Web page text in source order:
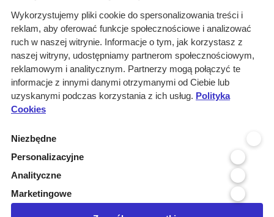
O nas
Rozwiązania
Monitoring
przetargów
Raporty
przetargowe
Kontakt
Kontakt
Infolinia 800 800 707
kontakt@pressinfo.pl
Wykorzystujemy pliki cookie do spersonalizowania treści i
reklam, aby oferować funkcje społecznościowe i analizować
ruch w naszej witrynie. Informacje o tym, jak korzystasz z
naszej witryny, udostępniamy partnerom społecznościowym,
reklamowym i analitycznym. Partnerzy mogą połączyć te
informacje z innymi danymi otrzymanymi od Ciebie lub
uzyskanymi podczas korzystania z ich usług. Polityka
Cookies
Niezbędne
Personalizacyjne
Analityczne
Marketingowe